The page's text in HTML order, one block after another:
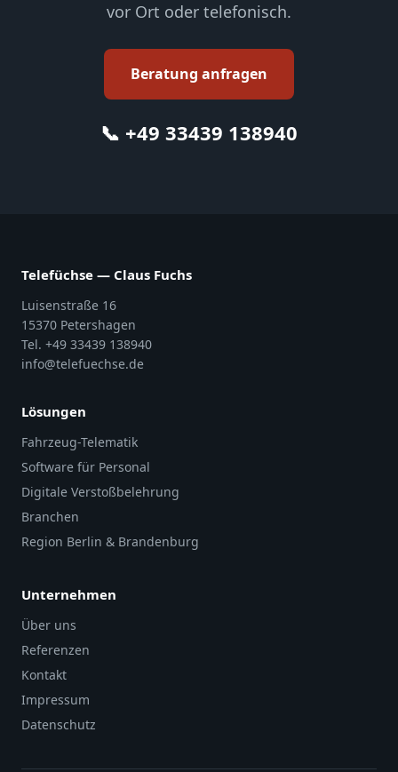
vor Ort oder telefonisch.
Beratung anfragen
📞 +49 33439 138940
Telefüchse — Claus Fuchs
Luisenstraße 16
15370 Petershagen
Tel. +49 33439 138940
info@telefuechse.de
Lösungen
Fahrzeug-Telematik
Software für Personal
Digitale Verstoßbelehrung
Branchen
Region Berlin & Brandenburg
Unternehmen
Über uns
Referenzen
Kontakt
Impressum
Datenschutz